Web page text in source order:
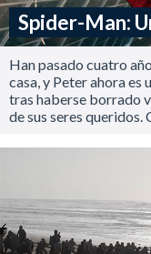
Spider-Man:
Han pasado cuatro
casa, y Peter ahora es
tras haberse borrado
de sus seres queridos.